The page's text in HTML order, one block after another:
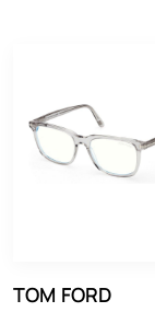
TOM FORD